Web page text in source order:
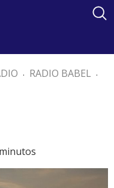
. RADIO BABEL .
minutos